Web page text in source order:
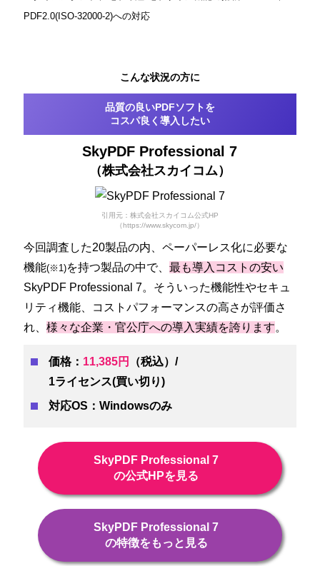
PDF2.0(ISO-32000-2)への対応
こんな状況の方に
品質の良いPDFソフトを
コスパ良く導入したい
SkyPDF Professional 7
（株式会社スカイコム）
引用元：株式会社スカイコム公式HP
（https://www.skycom.jp/）
今回調査した20製品の内、ペーパーレス化に必要な
機能(※1)を持つ製品の中で、最も導入コストの安い
SkyPDF Professional 7。そういった機能性やセキュ
リティ機能、コストパフォーマンスの高さが評価さ
れ、様々な企業・官公庁への導入実績を誇ります。
価格： 11,385円
（税込）/
1ライセンス(買い切り)
対応OS：Windowsのみ
SkyPDF Professional 7
の公式HPを見る
SkyPDF Professional 7
の特徴をもっと見る